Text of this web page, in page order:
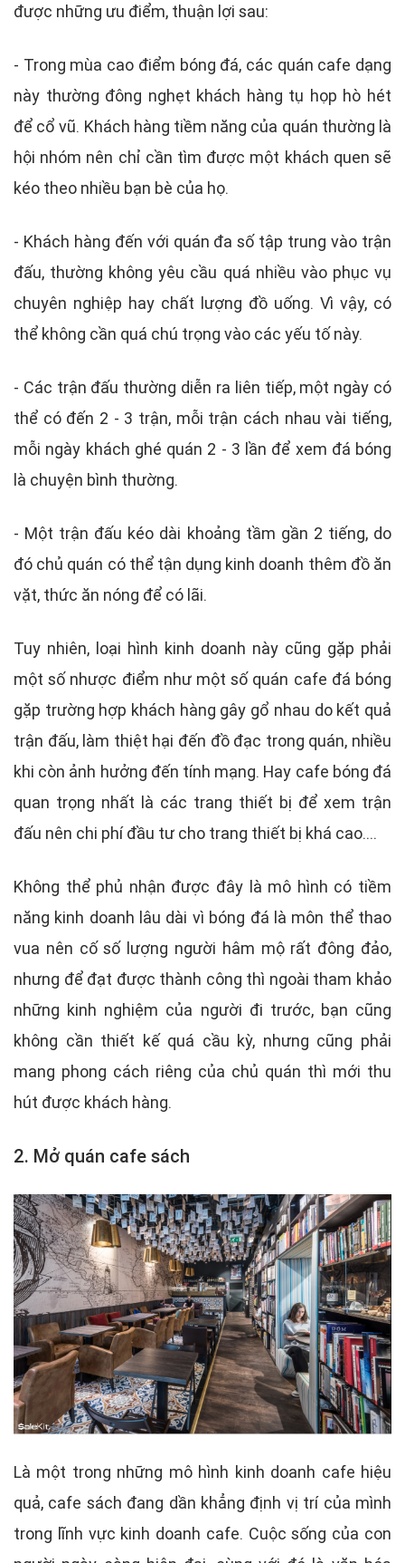
được những ưu điểm, thuận lợi sau:
- Trong mùa cao điểm bóng đá, các quán cafe dạng
này thường đông nghẹt khách hàng tụ họp hò hét
để cổ vũ. Khách hàng tiềm năng của quán thường là
hội nhóm nên chỉ cần tìm được một khách quen sẽ
kéo theo nhiều bạn bè của họ.
- Khách hàng đến với quán đa số tập trung vào trận
đấu, thường không yêu cầu quá nhiều vào phục vụ
chuyên nghiệp hay chất lượng đồ uống. Vì vậy, có
thể không cần quá chú trọng vào các yếu tố này.
- Các trận đấu thường diễn ra liên tiếp, một ngày có
thể có đến 2 - 3 trận, mỗi trận cách nhau vài tiếng,
mỗi ngày khách ghé quán 2 - 3 lần để xem đá bóng
là chuyện bình thường.
- Một trận đấu kéo dài khoảng tầm gần 2 tiếng, do
đó chủ quán có thể tận dụng kinh doanh thêm đồ ăn
vặt, thức ăn nóng để có lãi.
Tuy nhiên, loại hình kinh doanh này cũng gặp phải
một số nhược điểm như một số quán cafe đá bóng
gặp trường hợp khách hàng gây gổ nhau do kết quả
trận đấu, làm thiệt hại đến đồ đạc trong quán, nhiều
khi còn ảnh hưởng đến tính mạng. Hay cafe bóng đá
quan trọng nhất là các trang thiết bị để xem trận
đấu nên chi phí đầu tư cho trang thiết bị khá cao....
Không thể phủ nhận được đây là mô hình có tiềm
năng kinh doanh lâu dài vì bóng đá là môn thể thao
vua nên cố số lượng người hâm mộ rất đông đảo,
nhưng để đạt được thành công thì ngoài tham khảo
những kinh nghiệm của người đi trước, bạn cũng
không cần thiết kế quá cầu kỳ, nhưng cũng phải
mang phong cách riêng của chủ quán thì mới thu
hút được khách hàng.
2. Mở quán cafe sách
Là một trong những mô hình kinh doanh cafe hiệu
quả, cafe sách đang dần khẳng định vị trí của mình
trong lĩnh vực kinh doanh cafe. Cuộc sống của con